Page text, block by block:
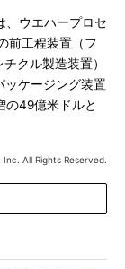
ウエハープロセ
前工程装置（フ
クル製造装置）
ッケージング装置
の49億米ドルと
All Rights Reserved.